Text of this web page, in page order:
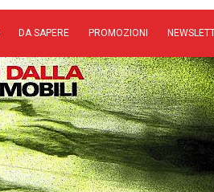
DA SAPERE PROMOZIONI